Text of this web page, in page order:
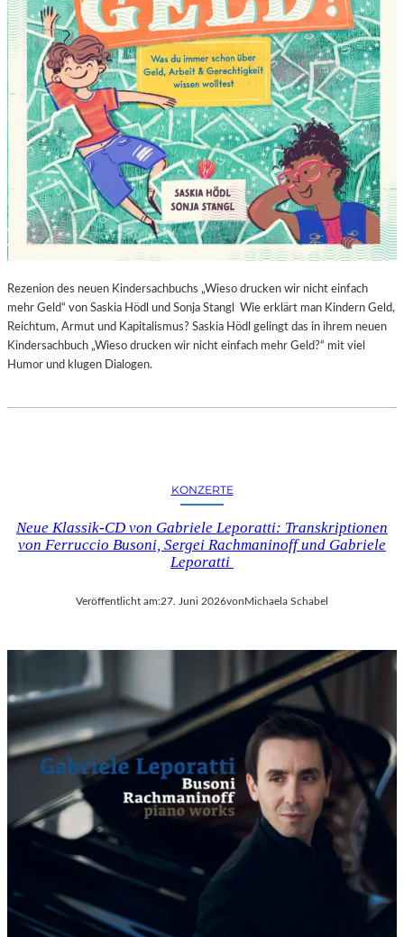
Rezenion des neuen Kindersachbuchs „Wieso drucken wir nicht einfach
mehr Geld“ von Saskia Hödl und Sonja Stangl Wie erklärt man Kindern Geld,
Reichtum, Armut und Kapitalismus? Saskia Hödl gelingt das in ihrem neuen
Kindersachbuch „Wieso drucken wir nicht einfach mehr Geld?“ mit viel
Humor und klugen Dialogen.
KONZERTE
Neue Klassik-CD von Gabriele Leporatti: Transkriptionen
von Ferruccio Busoni, Sergei Rachmaninoff und Gabriele
Leporatti
Veröffentlicht am:27. Juni 2026vonMichaela Schabel